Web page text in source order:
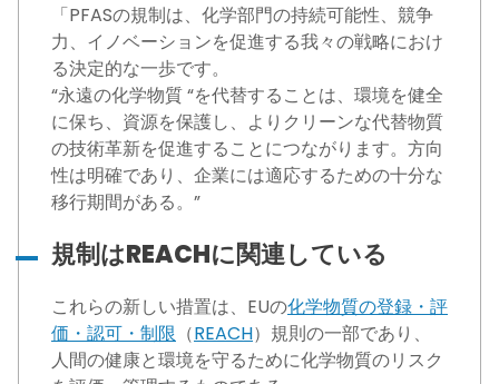
「PFASの規制は、化学部門の持続可能性、競争
力、イノベーションを促進する我々の戦略におけ
る決定的な一歩です。
“永遠の化学物質 “を代替することは、環境を健全
に保ち、資源を保護し、よりクリーンな代替物質
の技術革新を促進することにつながります。方向
性は明確であり、企業には適応するための十分な
移行期間がある。”
規制はREACHに関連している
これらの新しい措置は、EUの化学物質の登録・評
価・認可・制限 （REACH）規則の一部であり、
人間の健康と環境を守るために化学物質のリスク